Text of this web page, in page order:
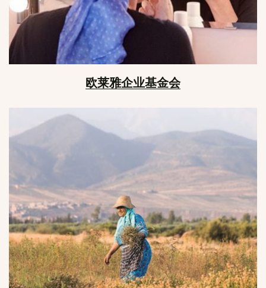
欧莱雅企业基金会